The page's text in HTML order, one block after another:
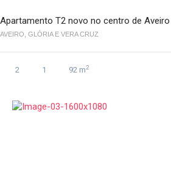
Apartamento T2 novo no centro de Aveiro
AVEIRO, GLÓRIA E VERA CRUZ
2 1 92 m2